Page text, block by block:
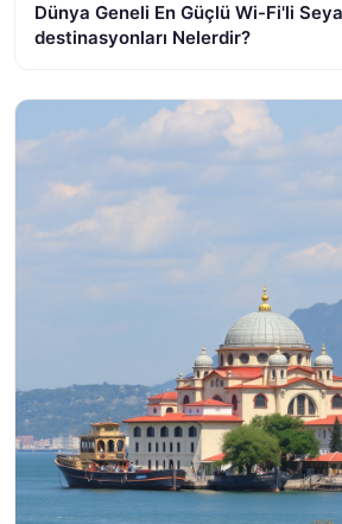
Dünya Geneli En Güçlü Wi-Fi'li
destinasyonları Nelerdir?